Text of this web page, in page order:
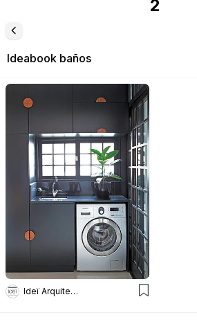
2
Ideabook baños
Ideï Arquitectura